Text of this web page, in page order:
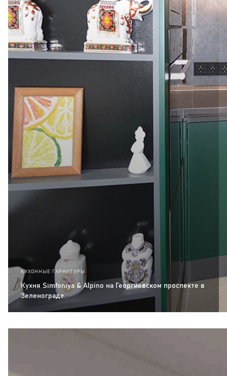
КУХОННЫЕ ГАРНИТУРЫ
Кухня Simfoniya & Alpino на Георгиевском проспекте в
Зеленограде.